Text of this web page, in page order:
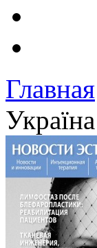
Главная
Україна